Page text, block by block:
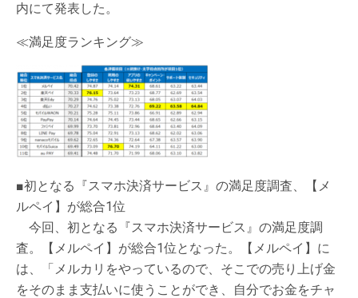
内にて発表した。
≪満足度ランキング≫
■初となる『スマホ決済サービス』の満足度調査、【メ
ルペイ】が総合1位
今回、初となる『スマホ決済サービス』の満足度調
査。【メルペイ】が総合1位となった。【メルペイ】に
は、「メルカリをやっているので、そこでの売り上げ金
をそのまま支払いに使うことができ、自分でお金をチャ